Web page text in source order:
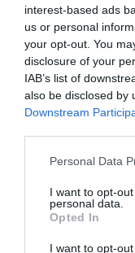
interest-based ads
us or personal
your opt-out. You
disclosure of your
IAB’s list of
also be disclosed by
Downstream
Please note that
not limited to your
grant or deny
use your data for
consent section.
Personal Data
I want to opt-
personal data.
Opted In
I want to opt-
κοιμούνται